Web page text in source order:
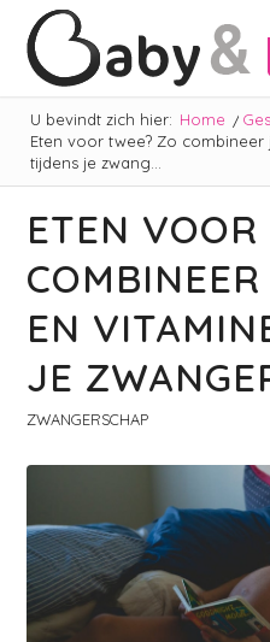
U bevindt zich hier: Home /
Eten voor twee? Zo
tijdens je zwang...
ETEN
EN
JE
ZWANGERSCHAP